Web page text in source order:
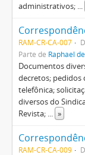
administrativos; ...
RAM-CR-CA-007
Parte de Raphael
Documentos
decretos; pedidos
telefônica;
diversos do
Revista; ... »
RAM-CR-CA-009